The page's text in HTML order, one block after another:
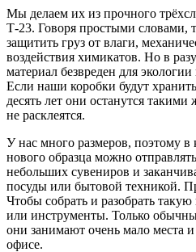
Мы делаем их из прочного
Т-23. Говоря простыми словами,
защитить груз от влаги,
воздействия химикатов. Но в
материал безвреден для
Если наши коробки будут
десять лет они останутся
не расклеятся.
У нас много размеров, поэтому в
нового образца можно
небольших сувениров и
посуды или бытовой техникой.
Чтобы собрать и разобрать
или инструменты. Только
они занимают очень мало места
офисе.